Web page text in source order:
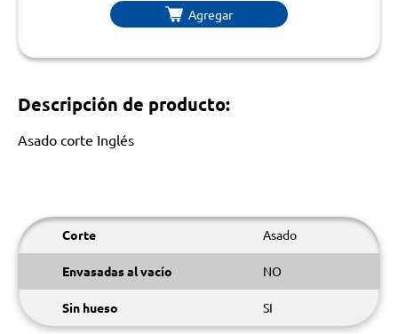
Agregar
Descripción de producto:
Asado corte Inglés
Corte Asado
Envasadas al vacío NO
Sin hueso SI